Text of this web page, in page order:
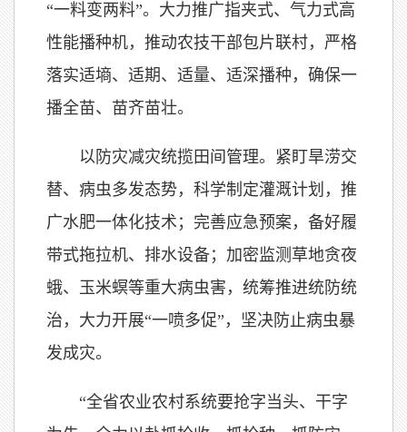
“一料变两料”。大力推广指夹式、气力式高
性能播种机，推动农技干部包片联村，严格
落实适墒、适期、适量、适深播种，确保一
播全苗、苗齐苗壮。
以防灾减灾统揽田间管理。紧盯旱涝交
替、病虫多发态势，科学制定灌溉计划，推
广水肥一体化技术；完善应急预案，备好履
带式拖拉机、排水设备；加密监测草地贪夜
蛾、玉米螟等重大病虫害，统筹推进统防统
治，大力开展“一喷多促”，坚决防止病虫暴
发成灾。
“全省农业农村系统要抢字当头、干字